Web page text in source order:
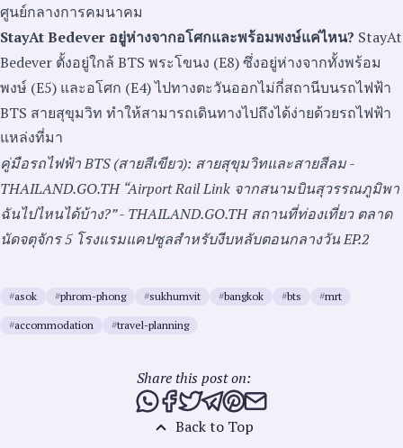
ศูนย์กลางการคมนาคม
StayAt Bedever อยู่ห่างจากอโศกและพร้อมพงษ์แค่ไหน? StayAt
Bedever ตั้งอยู่ใกล้ BTS พระโขนง (E8) ซึ่งอยู่ห่างจากทั้งพร้อม
พงษ์ (E5) และอโศก (E4) ไปทางตะวันออกไม่กี่สถานีบนรถไฟฟ้า
BTS สายสุขุมวิท ทำให้สามารถเดินทางไปถึงได้ง่ายด้วยรถไฟฟ้า
แหล่งที่มา
คู่มือรถไฟฟ้า BTS (สายสีเขียว): สายสุขุมวิทและสายสีลม -
THAILAND.GO.TH “Airport Rail Link จากสนามบินสุวรรณภูมิพา
ฉันไปไหนได้บ้าง?” - THAILAND.GO.TH สถานที่ท่องเที่ยว ตลาด
นัดจตุจักร5 โรงแรมแคปซูลสำหรับงีบหลับตอนกลางวัน EP.2
#asok #phrom-phong #sukhumvit #bangkok #bts #mrt
#accommodation #travel-planning
Back to Top
Share this post on:
Share this post via WhatsApp
Share this post on Facebook
Tweet this post
Share this post via
Share this post on
Share this post via